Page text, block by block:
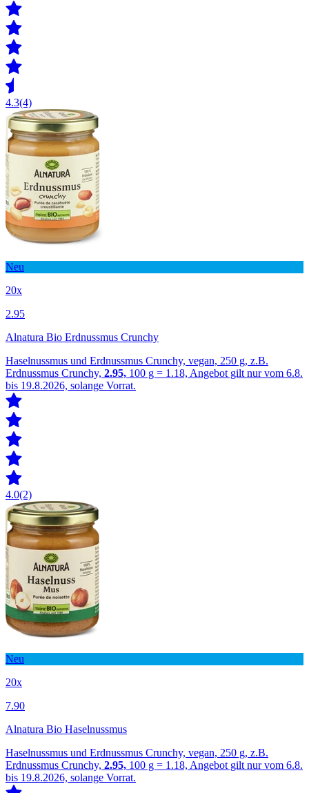
4.3(4)
Neu
20x
2.95
Alnatura Bio Erdnussmus Crunchy
Haselnussmus und Erdnussmus Crunchy, vegan, 250 g, z.B.
Erdnussmus Crunchy, 2.95, 100 g = 1.18, Angebot gilt nur vom 6.8.
bis 19.8.2026, solange Vorrat.
4.0(2)
Neu
20x
7.90
Alnatura Bio Haselnussmus
Haselnussmus und Erdnussmus Crunchy, vegan, 250 g, z.B.
Erdnussmus Crunchy, 2.95, 100 g = 1.18, Angebot gilt nur vom 6.8.
bis 19.8.2026, solange Vorrat.